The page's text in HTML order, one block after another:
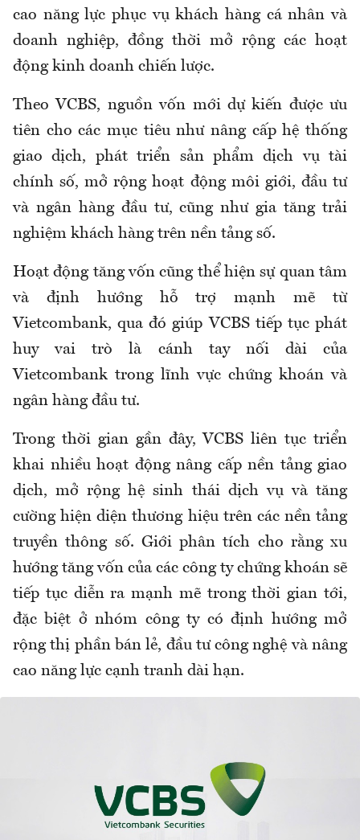
cao năng lực phục vụ khách hàng cá nhân và
doanh nghiệp, đồng thời mở rộng các hoạt
động kinh doanh chiến lược.
Theo VCBS, nguồn vốn mới dự kiến được ưu
tiên cho các mục tiêu như nâng cấp hệ thống
giao dịch, phát triển sản phẩm dịch vụ tài
chính số, mở rộng hoạt động môi giới, đầu tư
và ngân hàng đầu tư, cũng như gia tăng trải
nghiệm khách hàng trên nền tảng số.
Hoạt động tăng vốn cũng thể hiện sự quan tâm
và định hướng hỗ trợ mạnh mẽ từ
Vietcombank, qua đó giúp VCBS tiếp tục phát
huy vai trò là cánh tay nối dài của
Vietcombank trong lĩnh vực chứng khoán và
ngân hàng đầu tư.
Trong thời gian gần đây, VCBS liên tục triển
khai nhiều hoạt động nâng cấp nền tảng giao
dịch, mở rộng hệ sinh thái dịch vụ và tăng
cường hiện diện thương hiệu trên các nền tảng
truyền thông số. Giới phân tích cho rằng xu
hướng tăng vốn của các công ty chứng khoán sẽ
tiếp tục diễn ra mạnh mẽ trong thời gian tới,
đặc biệt ở nhóm công ty có định hướng mở
rộng thị phần bán lẻ, đầu tư công nghệ và nâng
cao năng lực cạnh tranh dài hạn.